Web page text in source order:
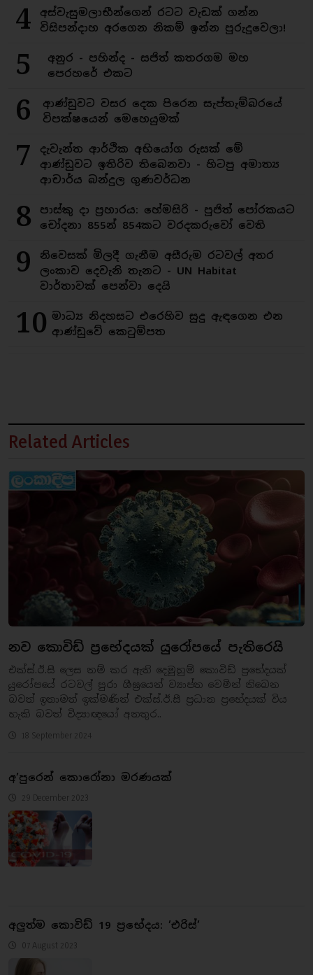
4
අස්වැසුමලාභීන්ගෙන් රටට වැඩක් ගන්න
විසිපන්දාහ අරගෙන නිකම් ඉන්න පුරුදුවෙලා!
5
අනුර - පහින්ද - සජිත් කතරගම මහ
පෙරහරේ එකට
6
ආණ්ඩුවට වසර දෙක පිරෙන සැප්තැම්බරයේ
විපක්ෂයෙන් මෙහෙයුමක්
7
දැවැන්ත ආර්ථික අභියෝග රුසක් මේ
ආණ්ඩුවට ඉතිරිව තිබෙනවා - හිටපු අමාත්‍ය
ආචාර්ය බන්දුල ගුණවර්ධන
8
පාස්කු දා ප්‍රහාරය: හේමසිරි - පූජිත් පෝරකයට
චෝදනා 855න් 854කට වරදකරුවෝ වෙති
9
නිවෙසක් මිලදී ගැනීම අසීරුම රටවල් අතර
ලංකාව දෙවැනි තැනට - UN Habitat
වාර්තාවක් පෙන්වා දෙයි
10 මාධ්‍ය නිදහසට එරෙහිව සුදු ඇඳගෙන එන
ආණ්ඩුවේ කෙටුම්පත
Related Articles
නව කොවිඩ් ප්‍රභේදයක් යුරෝපයේ පැතිරෙයි
එක්ස්.ඊ.සී ලෙස නම් කර ඇති දෙමුහුම් කොවිඩ් ප්‍රභේදයක්
යුරෝපයේ රටවල් පුරා ශීඝ්‍රයෙන් ව්‍යාප්ත වෙමින් තිබෙන
බවත් ඉතාමත් ඉක්මණින් එක්ස්.ඊ.සී ප්‍රධාන ප්‍රභේදයක් විය
හැකි බවත් විද්‍යාඥයෝ අනතුර..
18 September 2024
අ’පුරෙන් කොරෝනා මරණයක්
29 December 2023
අලුත්ම කොවිඩ් 19 ප්‍රභේදය: ’එරිස්’
07 August 2023